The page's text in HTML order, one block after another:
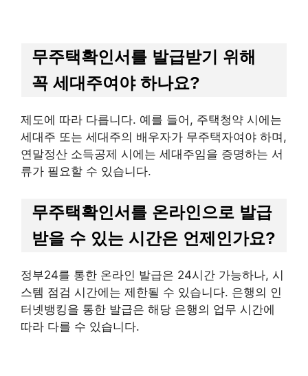
무주택확인서를 발급받기 위해
꼭 세대주여야 하나요?
제도에 따라 다릅니다. 예를 들어, 주택청약 시에는
세대주 또는 세대주의 배우자가 무주택자여야 하며,
연말정산 소득공제 시에는 세대주임을 증명하는 서
류가 필요할 수 있습니다.
무주택확인서를 온라인으로 발급
받을 수 있는 시간은 언제인가요?
정부24를 통한 온라인 발급은 24시간 가능하나, 시
스템 점검 시간에는 제한될 수 있습니다. 은행의 인
터넷뱅킹을 통한 발급은 해당 은행의 업무 시간에
따라 다를 수 있습니다.